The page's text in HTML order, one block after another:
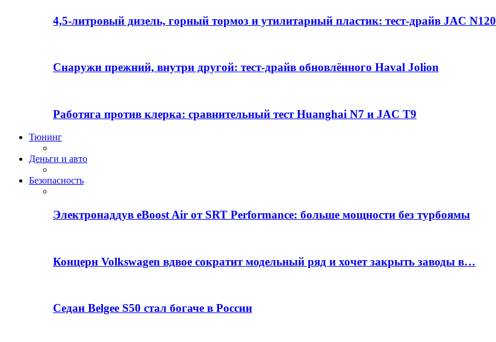
4,5-литровый дизель, горный тормоз и утилитарный пластик: тест-драйв JAC N120
Снаружи прежний, внутри другой: тест-драйв обновлённого Haval Jolion
Работяга против клерка: сравнительный тест Huanghai N7 и JAC T9
Тюнинг
Деньги и авто
Безопасность
Электронаддув eBoost Air от SRT Performance: больше мощности без турбоямы
Концерн Volkswagen вдвое сократит модельный ряд и хочет закрыть заводы в…
Седан Belgee S50 стал богаче в России